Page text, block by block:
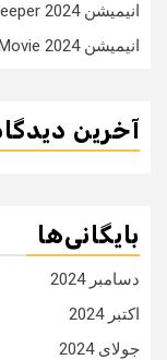
انیمیشن Dragonkeeper 2024 نگهبان اژدها
انیمیشن The Garfield Movie 2024 گارفیلد
آخرین
بایگانی‌ها
دسامبر 2024
اکتبر 2024
جولای 2024